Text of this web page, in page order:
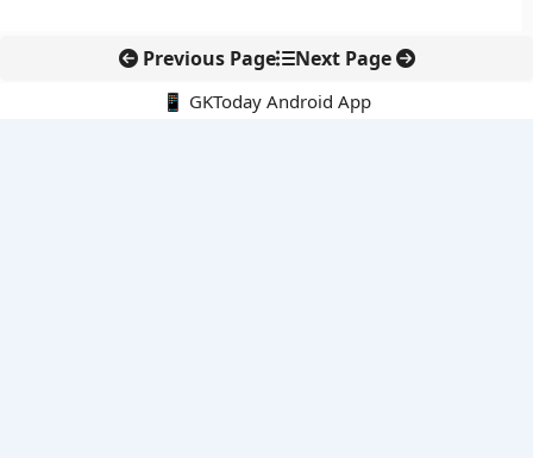
Previous Page Next Page
📱 GKToday Android App